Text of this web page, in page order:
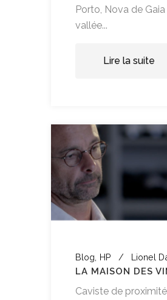
Porto, Nova de
vallée...
Lire la suite
Blog HP Lionel
LA MAISON DES
Caviste de